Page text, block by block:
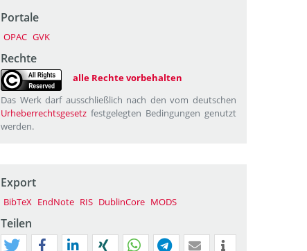
Portale
OPAC GVK
Rechte
alle Rechte vorbehalten
Das Werk darf ausschließlich nach den vom deutschen
Urheberrechtsgesetz festgelegten Bedingungen genutzt
werden.
Export
BibTeX EndNote RIS DublinCore MODS
Teilen